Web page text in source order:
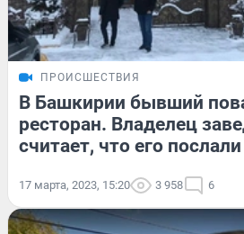
ПРОИСШЕСТВИЯ
В Башкирии бывший
ресторан. Владелец
считает, что его
17 марта, 2023, 15:20 3 958 6